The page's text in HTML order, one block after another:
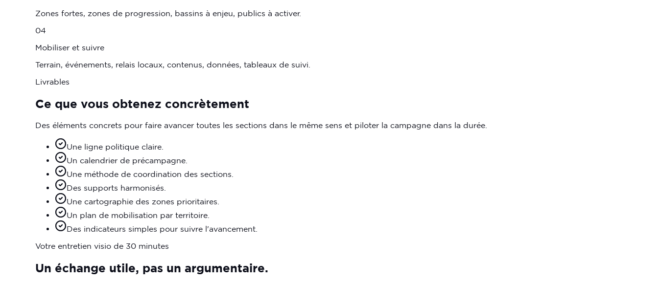
Zones fortes, zones de progression, bassins à enjeu, publics à activer.
04
Mobiliser et suivre
Terrain, événements, relais locaux, contenus, données, tableaux de suivi.
Livrables
Ce que vous obtenez concrètement
Des éléments concrets pour faire avancer toutes les sections dans le même sens et piloter la campagne dans la durée.
Une ligne politique claire.
Un calendrier de précampagne.
Une méthode de coordination des sections.
Des supports harmonisés.
Une cartographie des zones prioritaires.
Un plan de mobilisation par territoire.
Des indicateurs simples pour suivre l'avancement.
Votre entretien visio de 30 minutes
Un échange utile, pas un argumentaire.